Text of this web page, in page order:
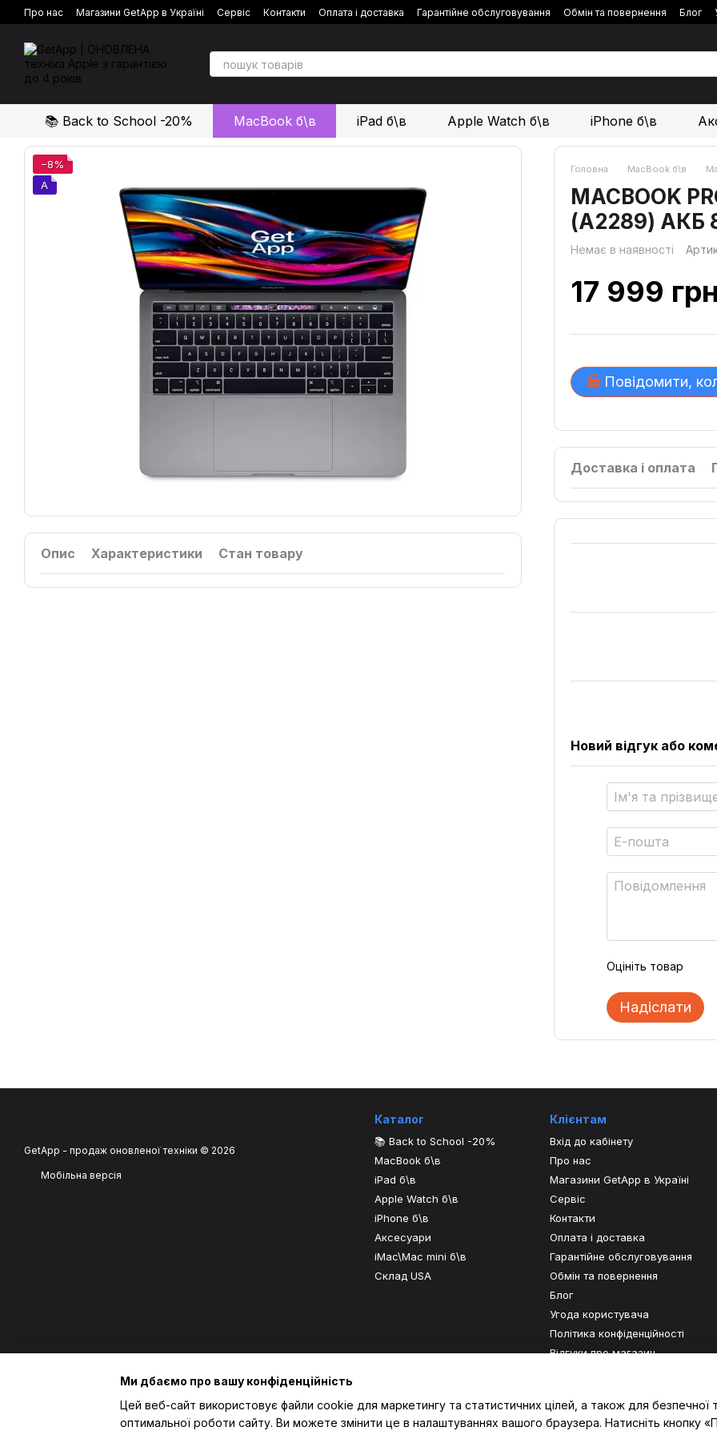
Перейти до основного контенту
Про нас Магазини GetApp в Україні Сервіс Контакти Оплата і доставка Гарантійне обслуговування Обмін та повернення Блог
Політика конфіденційності
Відгуки про магазин
📚 Back to School -20% MacBook б\в iPad б\в Apple Watch б\в iPhone б\в
−8%
A
Опис Характеристики Стан товару
Головна MacBook б\в
MACBOOK
(А2289) АКБ
Немає в наявності
17 999 грн
Повідомити,
Доставка і оплата
Новий відгук або
Оцініть товар
Надіслати
GetApp - продаж оновленої техніки © 2026
Мобільна версія
Каталог
📚 Back to School -20%
MacBook б\в
iPad б\в
Apple Watch б\в
iPhone б\в
Аксесуари
iMac\Mac mini б\в
Склад USA
Клієнтам
Вхід до кабінету
Про нас
Магазини GetApp в Україні
Сервіс
Контакти
Оплата і доставка
Гарантійне обслуговування
Обмін та повернення
Блог
Угода користувача
Політика конфіденційності
Відгуки про магазин
Ми дбаємо про вашу конфіденційність
Цей веб-сайт використовує файли cookie для маркетингу та статистичних цілей, а також для безпечної
оптимальної роботи сайту. Ви можете змінити це в налаштуваннях вашого браузера. Натисніть кнопку